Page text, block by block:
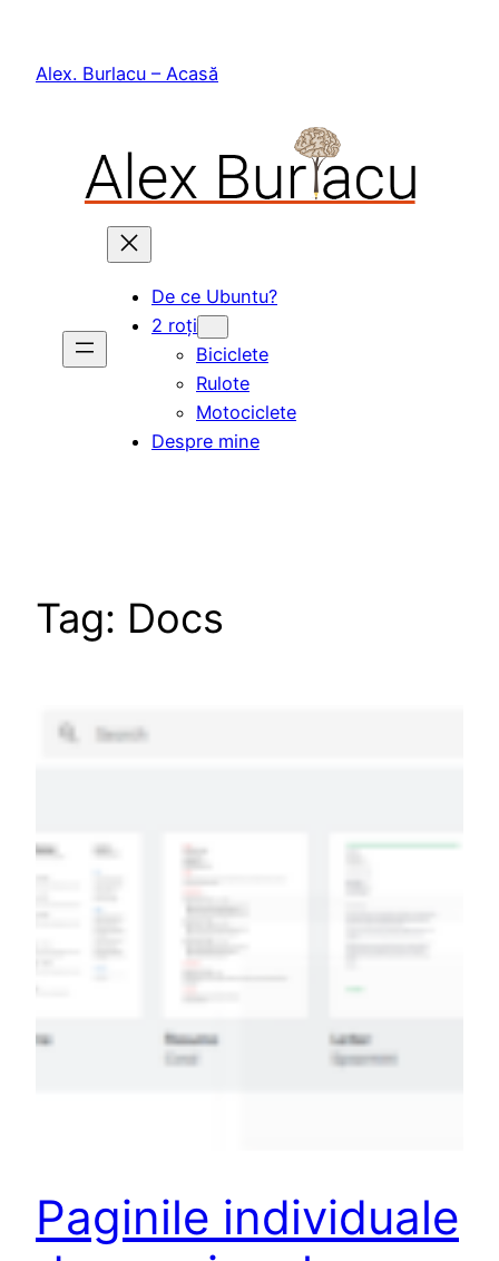
content
Alex. Burlacu – Acasă
De ce Ubuntu?
2 roți
Biciclete
Rulote
Motociclete
Despre mine
Tag: Docs
Paginile individuale